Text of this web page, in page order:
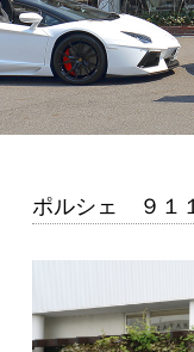
Official Blog
公式ブログ
ポルシェ ９１